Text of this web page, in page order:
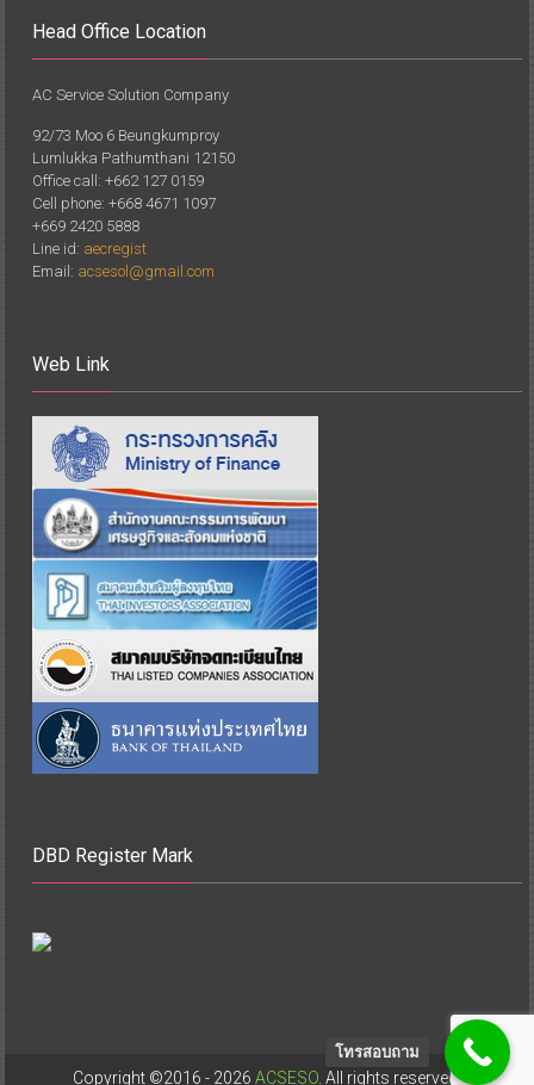
Head Office Location
AC Service Solution Company
92/73 Moo 6 Beungkumproy
Lumlukka Pathumthani 12150
Office call: +662 127 0159
Cell phone: +668 4671 1097
+669 2420 5888
Line id: aecregist
Email: acsesol@gmail.com
Web Link
DBD Register Mark
Copyright ©2016 - 2026 ACSESO . All rights reserved.
โทรสอบถาม